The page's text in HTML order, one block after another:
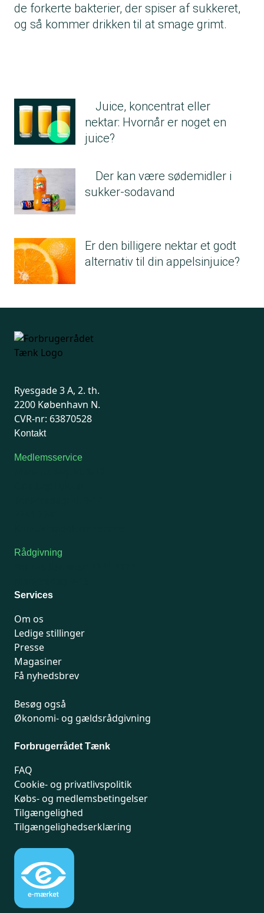
de forkerte bakterier, der spiser af sukkeret,
og så kommer drikken til at smage grimt.
Juice, koncentrat eller
nektar: Hvornår er noget en
juice?
Der kan være sødemidler i
sukker-sodavand
Er den billigere nektar et godt
alternativ til din appelsinjuice?
Ryesgade 3 A, 2. th.
2200 København N.
CVR-nr: 63870528
Kontakt
Medlemsservice
Rådgivning
Services
Om os
Ledige stillinger
Presse
Magasiner
Få nyhedsbrev
Besøg også
Økonomi- og gældsrådgivning
Forbrugerrådet Tænk
FAQ
Cookie- og privatlivspolitik
Købs- og medlemsbetingelser
Tilgængelighed
Tilgængelighedserklæring